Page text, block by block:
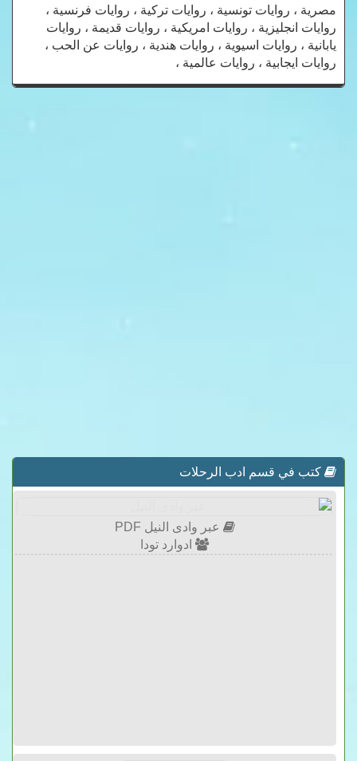
مصرية ، روايات تونسية ، روايات تركية ، روايات فرنسية ،
روايات انجليزية ، روايات امريكية ، روايات قديمة ، روايات
يابانية ، روايات اسيوية ، روايات هندية ، روايات عن الحب ،
روايات ايجابية ، روايات عالمية ،
كتب في قسم ادب الرحلات
عبر وادى النيل PDF
ادوارد تودا